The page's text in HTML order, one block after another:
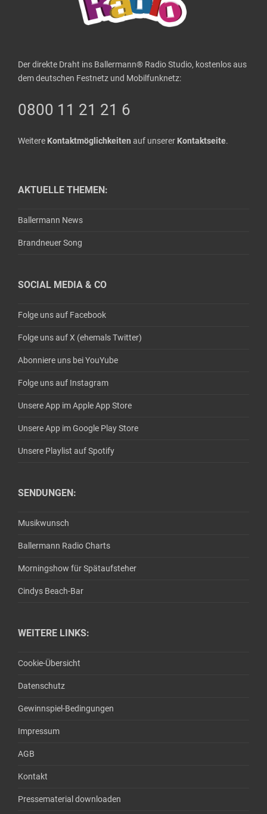
Der direkte Draht ins Ballermann® Radio Studio, kostenlos aus
dem deutschen Festnetz und Mobilfunknetz:
0800 11 21 21 6
Weitere Kontaktmöglichkeiten auf unserer Kontaktseite.
AKTUELLE THEMEN:
Ballermann News
Brandneuer Song
SOCIAL MEDIA & CO
Folge uns auf Facebook
Folge uns auf X (ehemals Twitter)
Abonniere uns bei YouYube
Folge uns auf Instagram
Unsere App im Apple App Store
Unsere App im Google Play Store
Unsere Playlist auf Spotify
SENDUNGEN:
Musikwunsch
Ballermann Radio Charts
Morningshow für Spätaufsteher
Cindys Beach-Bar
WEITERE LINKS:
Cookie-Übersicht
Datenschutz
Gewinnspiel-Bedingungen
Impressum
AGB
Kontakt
Pressematerial downloaden